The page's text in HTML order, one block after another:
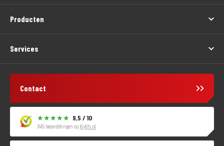
Producten
Services
Contact
9,5 / 10
3415 beoordelingen op KiyOh.nl